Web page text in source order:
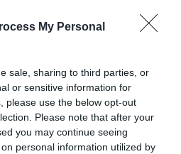
My Personal
sale, sharing to third parties, or
or sensitive information for
please use the below opt-out
Please note that after your
you may continue seeing
personal information utilized by
neki megmondani
nem hivatásos befektetőnek,
értékének zuhanása miatt